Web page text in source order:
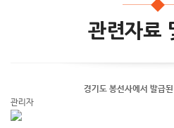
관련자료
경기도 봉선사에서 발급
관리자